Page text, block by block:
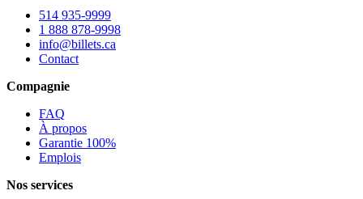
514 935-9999
1 888 878-9998
info@billets.ca
Contact
Compagnie
FAQ
À propos
Garantie 100%
Emplois
Nos services